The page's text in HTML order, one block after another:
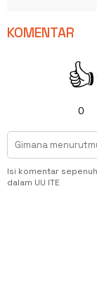
KOMENTAR
👍
0
Isi komentar
dalam UU ITE